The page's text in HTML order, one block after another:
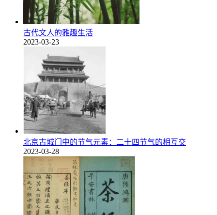
古代文人的雅趣生活
2023-03-23
北京古城门中的节气元素：二十四节气的相互交
2023-03-28